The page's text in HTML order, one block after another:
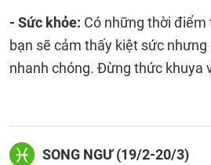
- Sức khỏe: Có những thời
bạn sẽ cảm thấy kiệt sức nhưng
nhanh chóng. Đừng thức khuya
SONG NGƯ (19/2-20/3)